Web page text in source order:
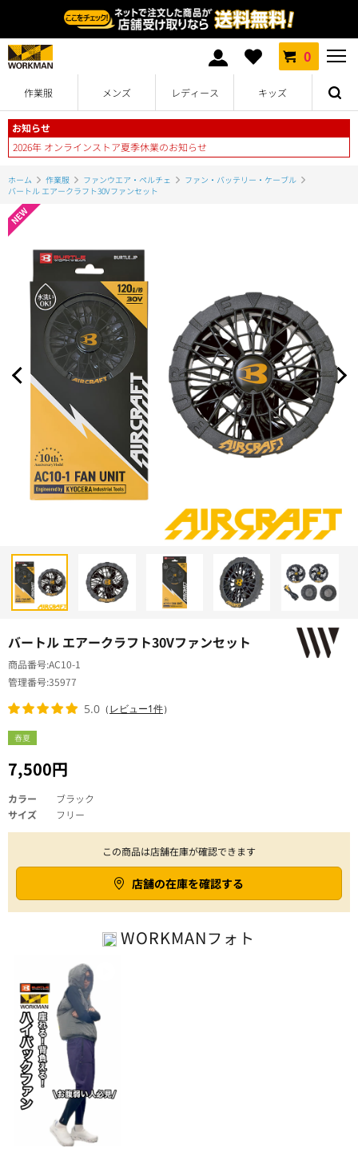
0
作業服 メンズ レディース キッズ
お知らせ
2026年 オンラインストア夏季休業のお知らせ
ホーム 作業服 ファンウエア・ペルチェ
ファン・バッテリー・ケーブル
バートル エアークラフト30Vファンセット
バートル エアークラフト30Vファンセット
春夏
7,500円
商品番号AC10-1
管理番号35977
5.0 （レビュー1件）
カラー
ブラック
サイズ
フリー
この商品は店舗在庫が確認できます
店舗の在庫を確認する
WORKMANフォト